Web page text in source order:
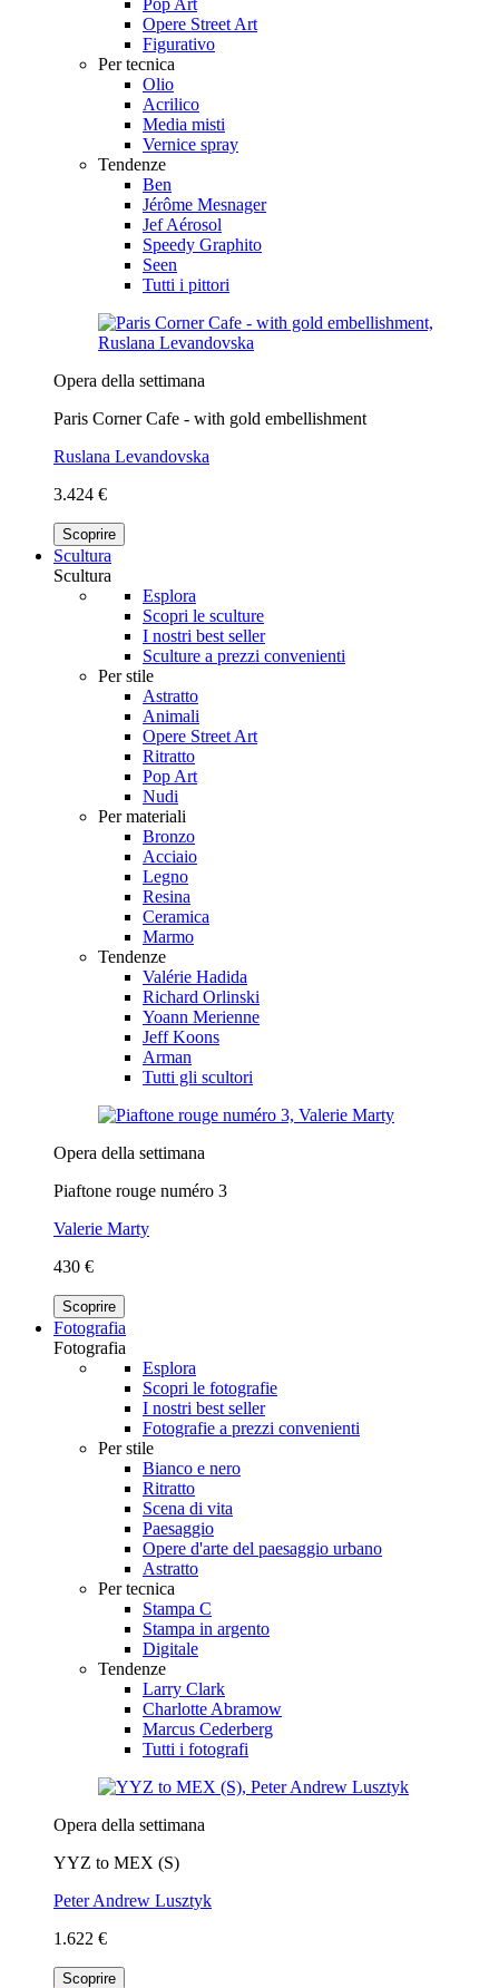
Opere Street Art
Figurativo
Per tecnica
Olio
Acrilico
Media misti
Vernice spray
Tendenze
Ben
Jérôme Mesnager
Jef Aérosol
Speedy Graphito
Seen
Tutti i pittori
Opera della settimana
Paris Corner Cafe - with gold embellishment
Ruslana Levandovska
3.424 €
Scoprire
Scultura
Scultura
Esplora
Scopri le sculture
I nostri best seller
Sculture a prezzi convenienti
Per stile
Astratto
Animali
Opere Street Art
Ritratto
Pop Art
Nudi
Per materiali
Bronzo
Acciaio
Legno
Resina
Ceramica
Marmo
Tendenze
Valérie Hadida
Richard Orlinski
Yoann Merienne
Jeff Koons
Arman
Tutti gli scultori
Opera della settimana
Piaftone rouge numéro 3
Valerie Marty
430 €
Scoprire
Fotografia
Fotografia
Esplora
Scopri le fotografie
I nostri best seller
Fotografie a prezzi convenienti
Per stile
Bianco e nero
Ritratto
Scena di vita
Paesaggio
Opere d'arte del paesaggio urbano
Astratto
Per tecnica
Stampa C
Stampa in argento
Digitale
Tendenze
Larry Clark
Charlotte Abramow
Marcus Cederberg
Tutti i fotografi
Opera della settimana
YYZ to MEX (S)
Peter Andrew Lusztyk
1.622 €
Scoprire